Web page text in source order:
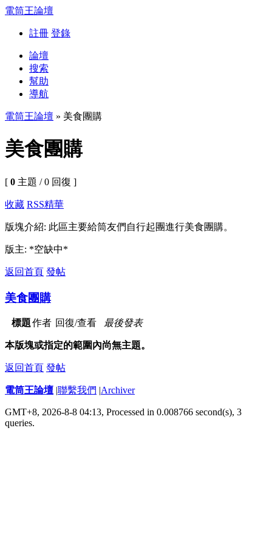
電筒王論壇
註冊 登錄
論壇
搜索
幫助
導航
電筒王論壇 » 美食團購
美食團購
[ 0 主題 / 0 回復 ]
收藏 RSS精華
版塊介紹: 此區主要給筒友們自行起團進行美食團購。
版主: *空缺中*
返回首頁 發帖
美食團購
標題作者 回復/查看 最後發表
本版塊或指定的範圍內尚無主題。
返回首頁 發帖
電筒王論壇 |聯繫我們 |Archiver
GMT+8, 2026-8-8 04:13, Processed in 0.008766 second(s), 3
queries.